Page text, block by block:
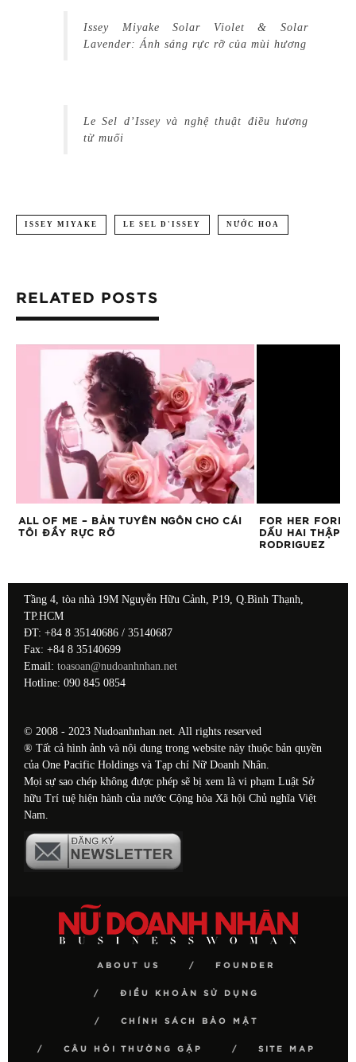
Issey Miyake Solar Violet & Solar
Lavender: Ánh sáng rực rỡ của mùi hương
Le Sel d’Issey và nghệ thuật điều hương
từ muối
ISSEY MIYAKE LE SEL D'ISSEY NƯỚC HOA
RELATED POSTS
ALL OF ME – BẢN TUYÊN NGÔN CHO CÁI
TÔI ĐẦY RỰC RỠ
FOR HER
DẤU HAI THẬP
RODRIGUEZ
Tầng 4, tòa nhà 19M Nguyễn Hữu Cảnh, P19, Q.Bình Thạnh,
TP.HCM
ĐT: +84 8 35140686 / 35140687
Fax: +84 8 35140699
Email: toasoan@nudoanhnhan.net
Hotline: 090 845 0854
© 2008 - 2023 Nudoanhnhan.net. All rights reserved
® Tất cả hình ảnh và nội dung trong website này thuộc bản quyền
của One Pacific Holdings và Tạp chí Nữ Doanh Nhân.
Mọi sự sao chép không được phép sẽ bị xem là vi phạm Luật Sở
hữu Trí tuệ hiện hành của nước Cộng hòa Xã hội Chủ nghĩa Việt
Nam.
ABOUT US FOUNDER
ĐIỀU KHOẢN SỬ DỤNG
CHÍNH SÁCH BẢO MẬT
CÂU HỎI THƯỜNG GẶP SITE MAP